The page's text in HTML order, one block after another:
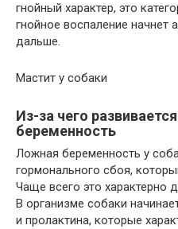
гнойный характер, это
гнойное воспаление начнет
дальше.
Мастит у собаки
Из-за чего
беременность
Ложная беременность у
гормонального сбоя,
Чаще всего это характерно
В организме собаки
и пролактина, которые